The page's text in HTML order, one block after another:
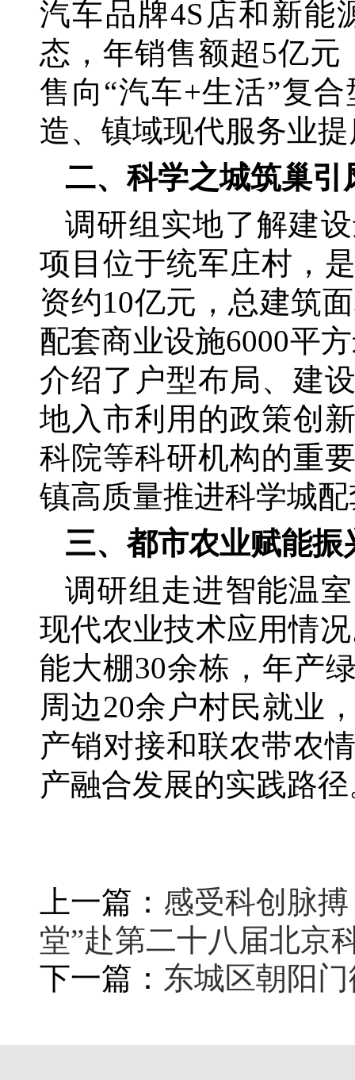
汽车品牌4S店和新能
态，年销售额超5亿元
售向“汽车+生活”复
造、镇域现代服务业
二、科学之城筑巢引
调研组实地了解建
项目位于统军庄村，
资约10亿元，总建筑
配套商业设施6000平
介绍了户型布局、建
地入市利用的政策创
科院等科研机构的重
镇高质量推进科学城
三、都市农业赋能振
调研组走进智能温
现代农业技术应用情
能大棚30余栋，年产
周边20余户村民就业
产销对接和联农带农
产融合发展的实践路
上一篇： 感受科创脉
堂”赴第二十八届北京
下一篇： 东城区朝阳